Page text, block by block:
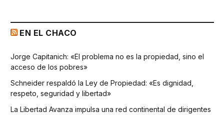
EN EL CHACO
Jorge Capitanich: «El problema no es la propiedad, sino el
acceso de los pobres»
Schneider respaldó la Ley de Propiedad: «Es dignidad,
respeto, seguridad y libertad»
La Libertad Avanza impulsa una red continental de dirigentes